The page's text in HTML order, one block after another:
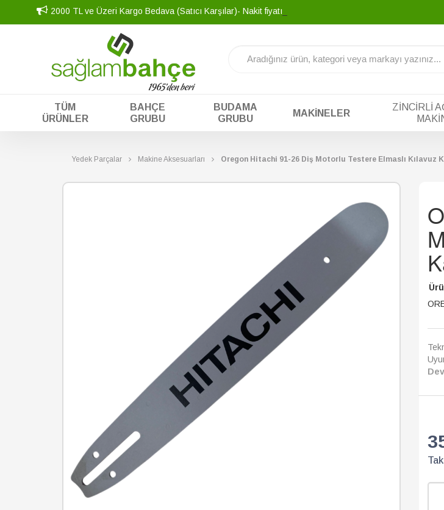
2000 TL ve Üzeri Kargo Bedava (Satıcı Karşılar)- Nakit fiyatına tek yada
TÜM
ÜRÜNLER
BAHÇE
GRUBU
BUDAMA
GRUBU
MAKINELER
ZINCIRLI
Yedek Parçalar Makine Aksesuarları Oregon Hitachi 91-26 Diş Motorlu Testere Elmaslı Kılavuz